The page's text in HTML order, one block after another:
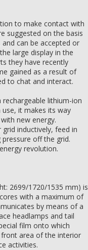
to make contact with
suggested on the basis
can be accepted or
large display in the
they have recently
gained as a result of
to chat and interact.
lithium-ion
it makes its way
new energy.
inductively, feed in
off the grid.
revolution.
2699/1720/1535 mm) is
with a maximum of
by means of a
headlamps and tail
film onto which
area of the interior
activities.